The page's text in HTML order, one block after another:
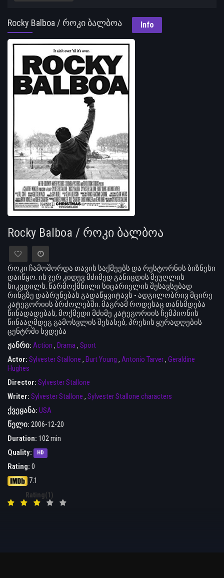
Rocky Balboa / როკი ბალბოა Info
Rocky Balboa / როკი ბალბოა
როკი ჩამოშორდა თავის საქმეებს და რესტორნის ბიზნესი
დაიწყო. ის ჯერ კიდევ მძიმედ განიცდის მეუღლის
სიკვდილს. წარმოქმნილი სიცარიელის შესავსებად
რინგზე დაბრუნებას გადაწყვიტავს - ადგილობრივ მცირე
კატეგორიის ბრძოლებში. მაგრამ როდესაც თანხმდება
წინადადებას, მოქმედი მძიმე კატეგორიის ჩემპიონის
წინააღმდეგ გამოსვლის შესახებ, პრესის ყურადღების
ცენტრში ხვდება
ჟანრი: Action , Drama, Sport
Actor: Sylvester Stallone , Burt Young , Antonio Tarver, Geraldine
Hughes
Director: Sylvester Stallone
Writer: Sylvester Stallone , Sylvester Stallone characters
ქვეყანა: USA
წელი: 2006-12-20
Duration: 102 min
Quality:
HD
Rating: 0
7.1
Rating(1)